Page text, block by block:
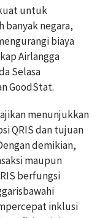
untuk
banyak negara,
biaya
Airlangga
Selasa
GoodStat.
menunjukkan
QRIS dan tujuan
demikian,
maupun
berfungsi
inklusi